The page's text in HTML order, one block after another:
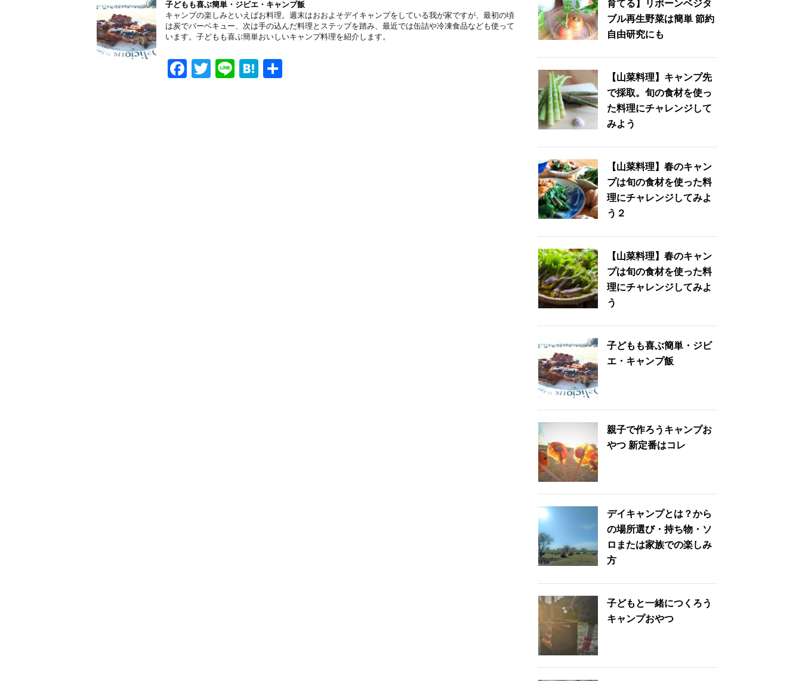
e
b
o
er
n
a
子どもも喜ぶ簡単・ジビエ・キャンプ飯
キャンプの楽しみといえばお料理。週末はおおよそデイキャンプをしている我が家ですが、最初の頃
は炭でバーベキュー、次は手の込んだ料理とステップを踏み、最近では缶詰や冷凍食品なども使って
います。子どもも喜ぶ簡単おいしいキャンプ料理を紹介します。
F
T
Li
H
育てる】リボーンベジタ
ブル再生野菜は簡単 節約
自由研究にも
【山菜料理】キャンプ先
で採取。旬の食材を使っ
た料理にチャレンジして
みよう
【山菜料理】春のキャン
プは旬の食材を使った料
理にチャレンジしてみよ
う２
【山菜料理】春のキャン
プは旬の食材を使った料
理にチャレンジしてみよ
う
子どもも喜ぶ簡単・ジビ
エ・キャンプ飯
親子で作ろうキャンプお
やつ 新定番はコレ
デイキャンプとは？から
の場所選び・持ち物・ソ
ロまたは家族での楽しみ
方
子どもと一緒につくろう
キャンプおやつ